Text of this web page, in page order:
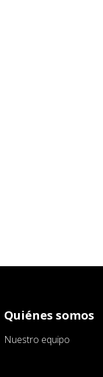
Quiénes somos
Nuestro equipo